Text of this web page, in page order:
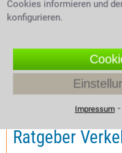
Expertentipp vom
Ratgeber
Cookies informieren und
konfigurieren.
Impressum⁃